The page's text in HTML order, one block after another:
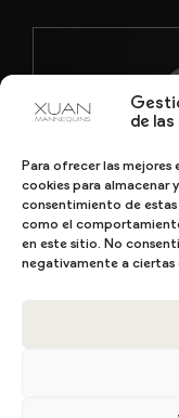
de
Para ofrecer las
cookies para almacenar
consentimiento de
como el
en este sitio. No
negativamente a ciertas
DESCARGA EL